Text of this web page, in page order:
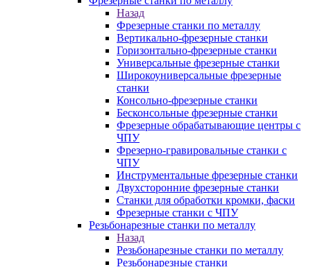
Назад
Фрезерные станки по металлу
Вертикально-фрезерные станки
Горизонтально-фрезерные станки
Универсальные фрезерные станки
Широкоуниверсальные фрезерные
станки
Консольно-фрезерные станки
Бесконсольные фрезерные станки
Фрезерные обрабатывающие центры с
ЧПУ
Фрезерно-гравировальные станки с
ЧПУ
Инструментальные фрезерные станки
Двухсторонние фрезерные станки
Станки для обработки кромки, фаски
Фрезерные станки с ЧПУ
Резьбонарезные станки по металлу
Назад
Резьбонарезные станки по металлу
Резьбонарезные станки